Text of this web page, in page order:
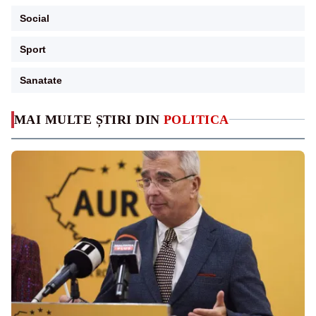
MAI MULTE ȘTIRI DIN POLITICA
Social
Sport
Sanatate